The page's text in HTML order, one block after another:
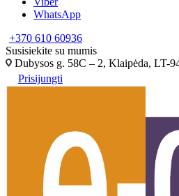
WhatsApp
+370 610 60936
Susisiekite su mumis
Dubysos g. 58C – 2, Klaipėda, LT-
Prisijungti